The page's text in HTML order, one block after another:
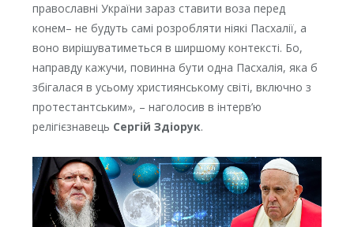
православні України зараз ставити воза перед
конем– не будуть самі розробляти ніякі Пасхалії, а
воно вирішуватиметься в ширшому контексті. Бо,
направду кажучи, повинна бути одна Пасхалія, яка б
збігалася в усьому християнському світі, включно з
протестантським», – наголосив в інтерв’ю
релігієзнавець Сергій Здіорук.